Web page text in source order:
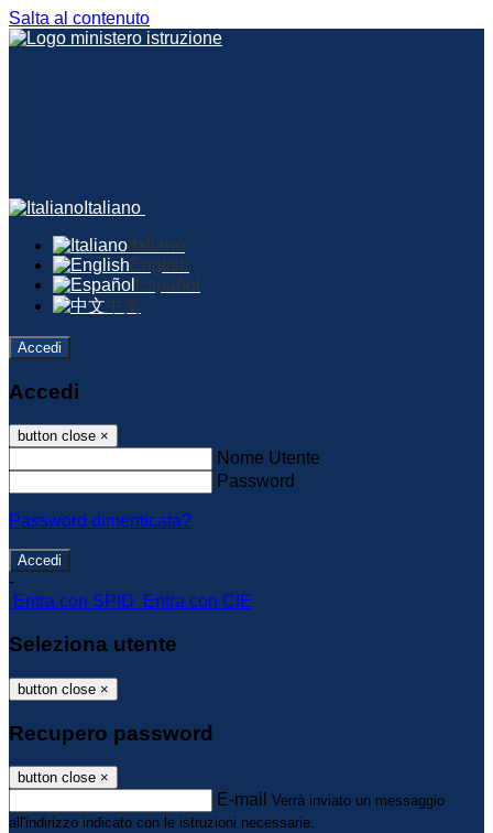
Salta al contenuto
Italiano
Italiano
English
Español
中文
Accedi
Accedi
button close ×
Nome Utente
Password
Password dimenticata?
-
Entra con SPID
Entra con CIE
Seleziona utente
button close ×
Recupero password
button close ×
E-mail Verrà inviato un messaggio
all'indirizzo indicato con le istruzioni necessarie.